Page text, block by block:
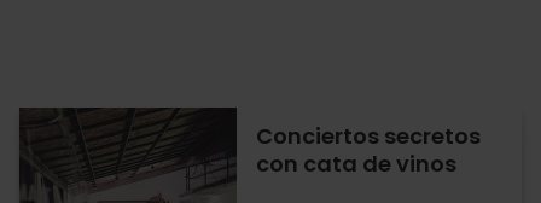
Conciertos secretos
con cata de vinos